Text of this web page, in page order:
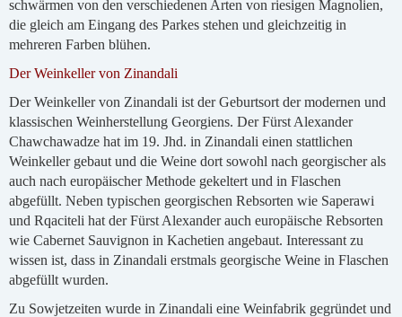
schwärmen von den verschiedenen Arten von riesigen Magnolien,
die gleich am Eingang des Parkes stehen und gleichzeitig in
mehreren Farben blühen.
Der Weinkeller von Zinandali
Der Weinkeller von Zinandali ist der Geburtsort der modernen und
klassischen Weinherstellung Georgiens. Der Fürst Alexander
Chawchawadze hat im 19. Jhd. in Zinandali einen stattlichen
Weinkeller gebaut und die Weine dort sowohl nach georgischer als
auch nach europäischer Methode gekeltert und in Flaschen
abgefüllt. Neben typischen georgischen Rebsorten wie Saperawi
und Rqaciteli hat der Fürst Alexander auch europäische Rebsorten
wie Cabernet Sauvignon in Kachetien angebaut. Interessant zu
wissen ist, dass in Zinandali erstmals georgische Weine in Flaschen
abgefüllt wurden.
Zu Sowjetzeiten wurde in Zinandali eine Weinfabrik gegründet und